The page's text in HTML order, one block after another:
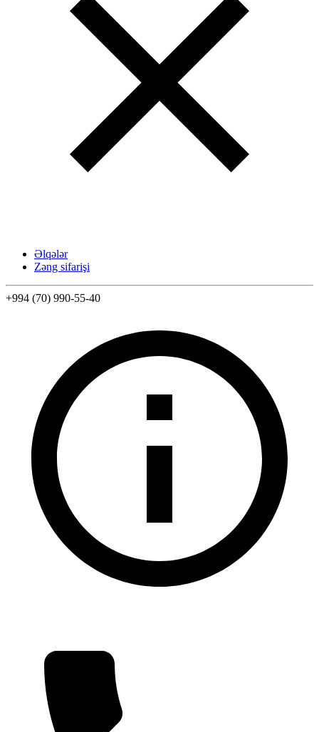
Əlqələr
Zəng sifarişi
+994 (70) 990-55-40